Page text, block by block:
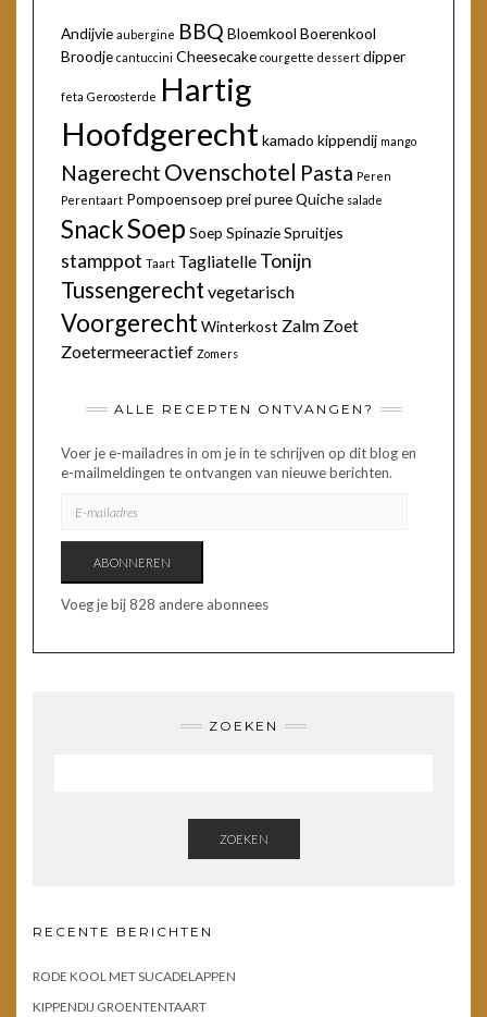
Andijvie aubergine BBQ Bloemkool Boerenkool
Broodje cantuccini Cheesecake courgette dessert dipper
feta Geroosterde Hartig
Hoofdgerechtkamado kippendij mango
Nagerecht Ovenschotel Pasta Peren
Perentaart Pompoensoep preipureeQuiche salade
SnackSoep Soep SpinazieSpruitjes
stamppot Taart Tagliatelle Tonijn
Tussengerecht vegetarisch
VoorgerechtWinterkost Zalm Zoet
Zoetermeeractief Zomers
ALLE RECEPTEN ONTVANGEN?
Voer je e-mailadres in om je in te schrijven op dit blog en
e-mailmeldingen te ontvangen van nieuwe berichten.
MAILADRES
ABONNEREN
Voeg je bij 828 andere abonnees
ZOEKEN
ZOEKEN
RECENTE BERICHTEN
RODE KOOL MET SUCADELAPPEN
KIPPENDIJ GROENTENTAART